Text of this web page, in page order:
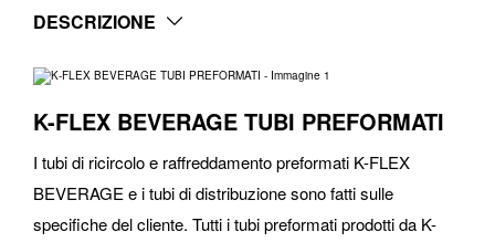
DESCRIZIONE
K-FLEX BEVERAGE TUBI PREFORMATI
I tubi di ricircolo e raffreddamento preformati K-FLEX
BEVERAGE e i tubi di distribuzione sono fatti sulle
specifiche del cliente. Tutti i tubi preformati prodotti da K-